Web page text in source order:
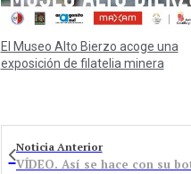
El Museo Alto Bierzo acoge una
exposición de filatelia minera
Noticia Anterior